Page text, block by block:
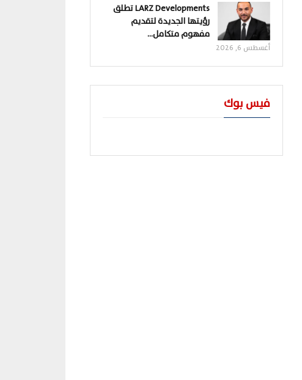
LARZ Developments تطلق
رؤيتها الجديدة لتقديم
مفهوم متكامل…
أغسطس 6, 2026
فيس بوك